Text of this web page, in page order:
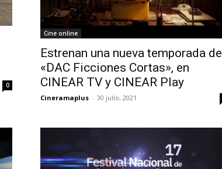
0
Cine online
Estrenan una nueva temporada de
«DAC Ficciones Cortas», en
CINEAR TV y CINEAR Play
Cineramaplus - 30 julio, 2021